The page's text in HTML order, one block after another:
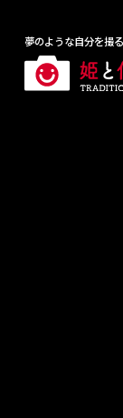
夢のような自分を撮